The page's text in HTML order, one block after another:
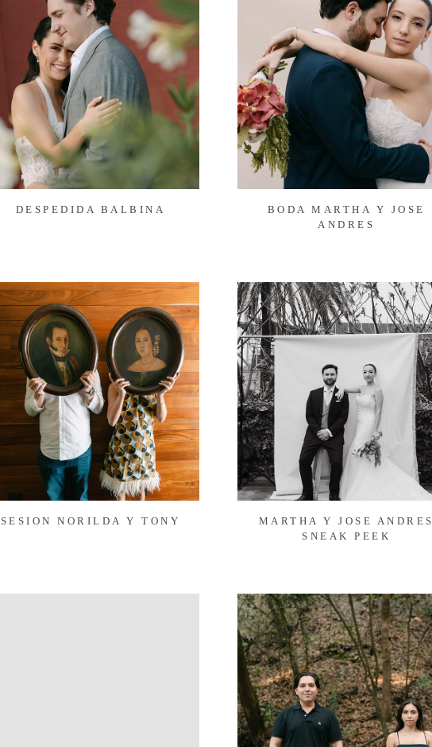
DESPEDIDA BALBINA
BODA MARTHA Y JOSE
ANDRES
SESION NORILDA Y TONY
MARTHA Y JOSE ANDRES
SNEAK PEEK